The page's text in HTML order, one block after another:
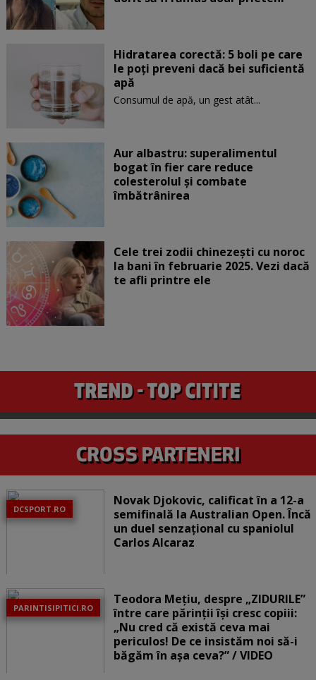
Hidratarea corectă: 5 boli pe care
le poți preveni dacă bei suficientă
apă
Consumul de apă, un gest atât...
Aur albastru: superalimentul
bogat în fier care reduce
colesterolul și combate
îmbătrânirea
Cele trei zodii chinezești cu noroc
la bani în februarie 2025. Vezi dacă
te afli printre ele
DCSPORT.RO
Novak Djokovic, calificat în a 12-a
semifinală la Australian Open. Încă
un duel senzațional cu spaniolul
Carlos Alcaraz
PARINTISIPITICI.RO
Teodora Mețiu, despre „ZIDURILE”
între care părinții își cresc copiii:
„Nu cred că există ceva mai
periculos! De ce insistăm noi să-i
băgăm în așa ceva?” / VIDEO